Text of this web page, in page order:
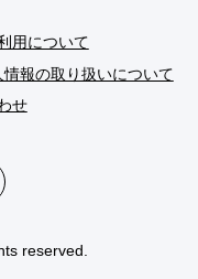
用について
情報の取り扱いについて
せ
reserved.